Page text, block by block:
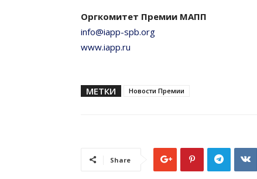
Оргкомитет Премии МАПП
info@iapp-spb.org
www.iapp.ru
МЕТКИ Новости Премии
Share